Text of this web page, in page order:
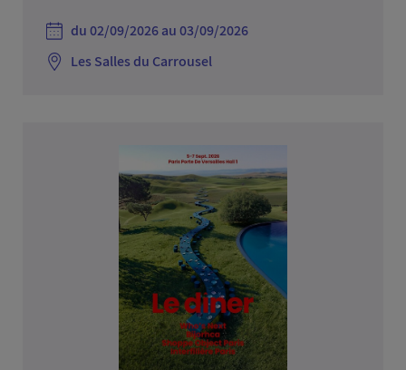
du 02/09/2026 au 03/09/2026
Les Salles du Carrousel